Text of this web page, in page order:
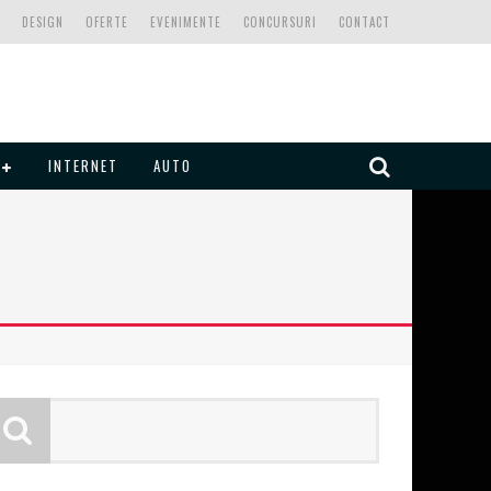
CONTACT
CONCURSURI
EVENIMENTE
OFERTE
DESIGN
INTERNET AUTO